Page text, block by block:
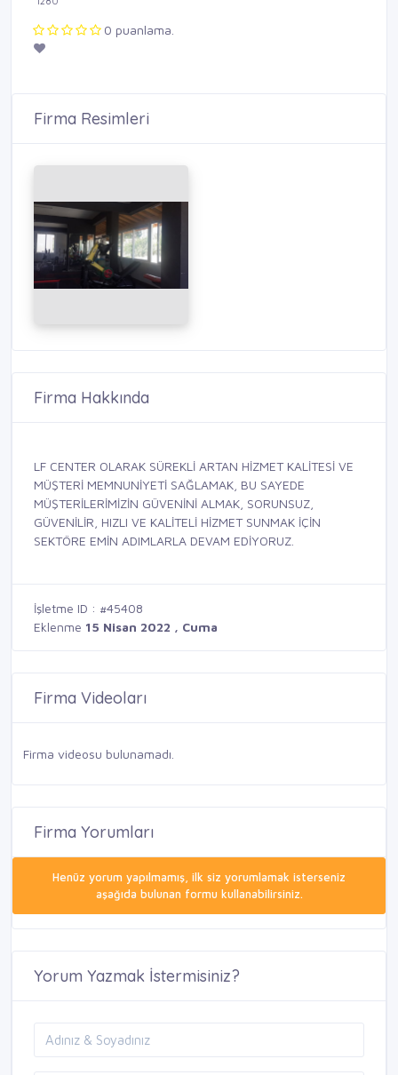
0 puanlama.
Firma Resimleri
Firma Hakkında
LF CENTER OLARAK SÜREKLİ ARTAN HİZMET KALİTESİ VE
MÜŞTERİ MEMNUNİYETİ SAĞLAMAK, BU SAYEDE
MÜŞTERİLERİMİZİN GÜVENİNİ ALMAK, SORUNSUZ,
GÜVENİLİR, HIZLI VE KALİTELİ HİZMET SUNMAK İÇİN
SEKTÖRE EMİN ADIMLARLA DEVAM EDİYORUZ.
İşletme ID : #45408
Eklenme 15 Nisan 2022 , Cuma
Firma Videoları
Firma videosu bulunamadı.
Firma Yorumları
Henüz yorum yapılmamış, ilk siz yorumlamak isterseniz
aşağıda bulunan formu kullanabilirsiniz.
Yorum Yazmak İstermisiniz?